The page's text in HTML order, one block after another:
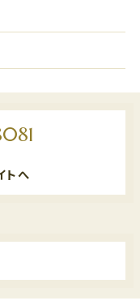
トへ